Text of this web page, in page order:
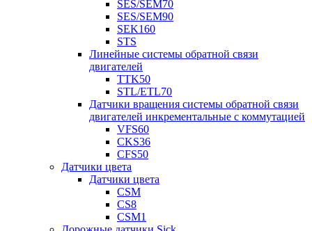
SES/SEM70
SES/SEM90
SEK160
STS
Линейные системы обратной связи
двигателей
TTK50
STL/ETL70
Датчики вращения системы обратной связи
двигателей инкрементальные с коммутацией
VFS60
CKS36
CFS50
Датчики цвета
Датчики цвета
CSM
CS8
CSM1